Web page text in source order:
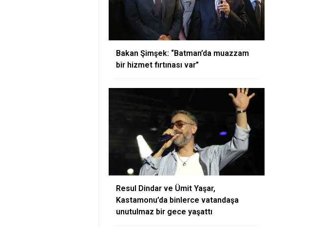
Bakan Şimşek: “Batman’da muazzam
bir hizmet fırtınası var”
Resul Dindar ve Ümit Yaşar,
Kastamonu’da binlerce vatandaşa
unutulmaz bir gece yaşattı